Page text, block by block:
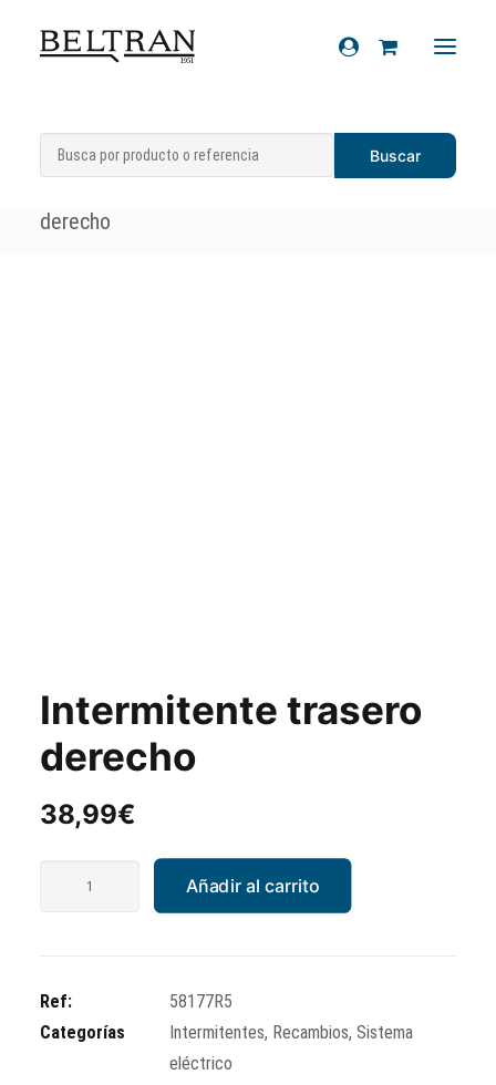
Recambios
Cascos
Inicio Recambios » Sistema eléctrico
»
Intermitentes»Intermitente trasero
derecho
Intermitente trasero
derecho
38,99€
Añadir al carrito
Ref:
58177R5
Categorías
Intermitentes, Recambios, Sistema
eléctrico